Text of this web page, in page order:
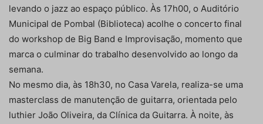
levando o jazz ao espaço público. Às 17h00, o Auditório
Municipal de Pombal (Biblioteca) acolhe o concerto final
do workshop de Big Band e Improvisação, momento que
marca o culminar do trabalho desenvolvido ao longo da
semana.
No mesmo dia, às 18h30, no Casa Varela, realiza-se uma
masterclass de manutenção de guitarra, orientada pelo
luthier João Oliveira, da Clínica da Guitarra. À noite, às